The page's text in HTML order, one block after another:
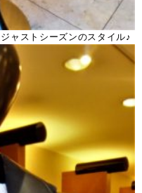
ャストシーズンのスタイル♪